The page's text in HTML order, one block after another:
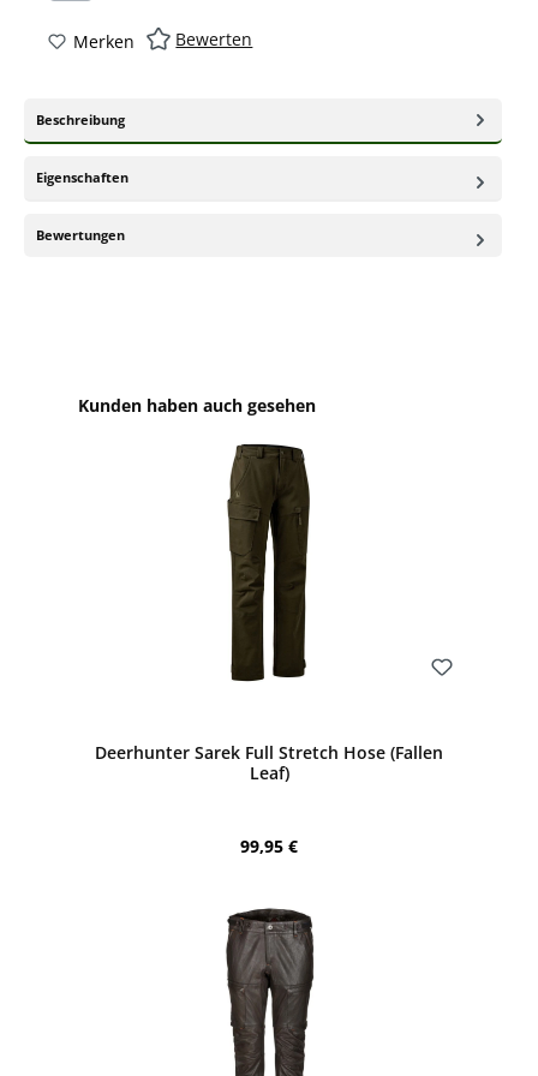
Merken Bewerten
Beschreibung
Eigenschaften
Bewertungen
Produktgalerie überspringen
Kunden haben auch gesehen
Deerhunter Sarek Full Stretch Hose (Fallen
Leaf)
Regulärer Preis:
99,95 €